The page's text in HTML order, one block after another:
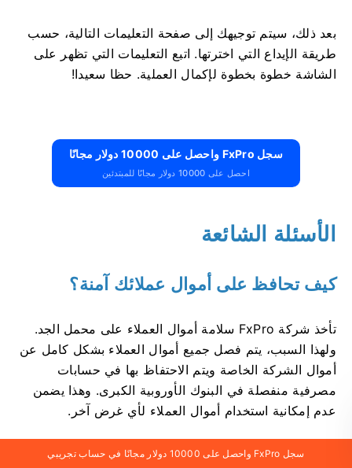
بعد ذلك، سيتم توجيهك إلى صفحة التعليمات التالية، حسب
طريقة الإيداع التي اخترتها. اتبع التعليمات التي تظهر على
الشاشة خطوة بخطوة لإكمال العملية. حظا سعيدا!
سجل FxPro واحصل على 10000 دولار مجانًا
احصل على 10000 دولار مجانًا للمبتدئين
الأسئلة الشائعة
كيف تحافظ على أموال عملائك آمنة؟
تأخذ شركة FxPro سلامة أموال العملاء على محمل الجد.
ولهذا السبب، يتم فصل جميع أموال العملاء بشكل كامل عن
أموال الشركة الخاصة ويتم الاحتفاظ بها في حسابات
مصرفية منفصلة في البنوك الأوروبية الكبرى. وهذا يضمن
عدم إمكانية استخدام أموال العملاء لأي غرض آخر.
بالإضافة إلى ذلك، تعد شركة FxPro UK Limited عضوًا في
سجل FxPro واحصل على 10000 دولار مجانًا في حساب تجريبي